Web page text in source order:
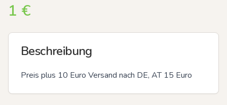
1 €
Beschreibung
Preis plus 10 Euro Versand nach DE, AT 15 Euro